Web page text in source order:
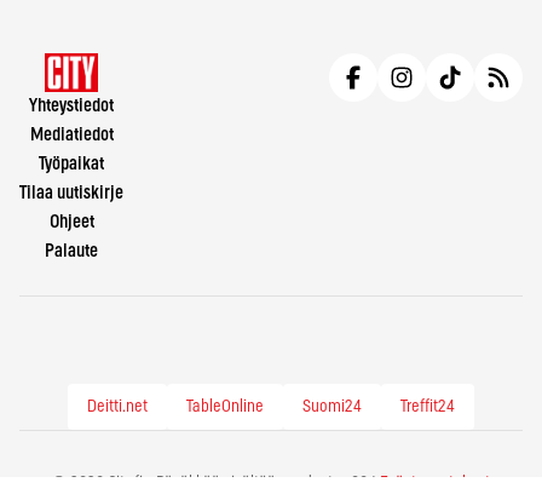
Yhteystiedot
Mediatiedot
Työpaikat
Tilaa uutiskirje
Ohjeet
Palaute
Deitti.net TableOnline Suomi24 Treffit24